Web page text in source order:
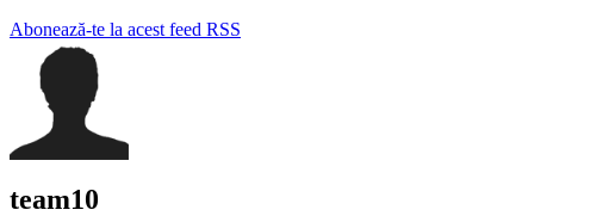
Abonează-te la acest feed RSS
team10